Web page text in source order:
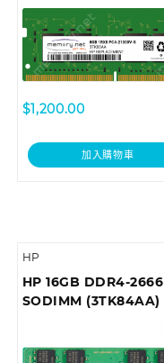
$1,200.00
加入購物車
HP
HP 16GB DDR4-2666
SODIMM (3TK84AA)